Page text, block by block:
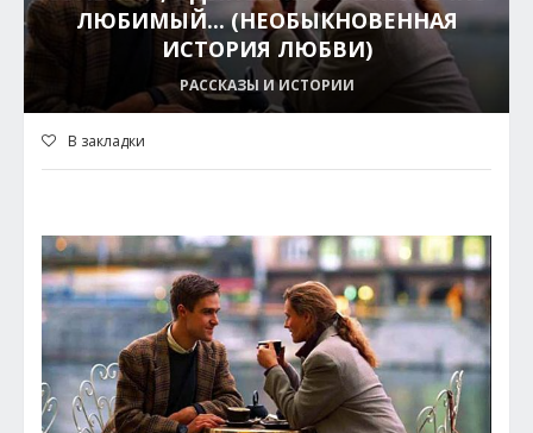
ЛЮБИМЫЙ... (НЕОБЫКНОВЕННАЯ
ИСТОРИЯ ЛЮБВИ)
РАССКАЗЫ И ИСТОРИИ
В закладки